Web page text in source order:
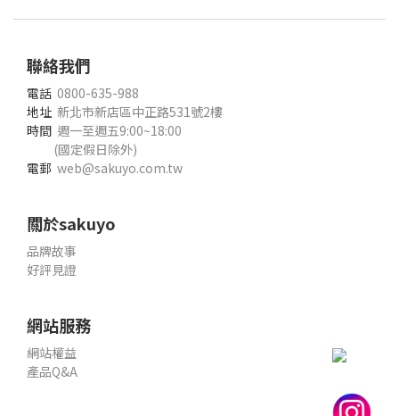
聯絡我們
電話 0800-635-988
地址 新北市新店區中正路531號2樓
時間 週一至週五9:00~18:00
(國定假日除外)
電郵 web@sakuyo.com.tw
關於sakuyo
品牌故事
好評見證
網站服務
網站權益
產品Q&A